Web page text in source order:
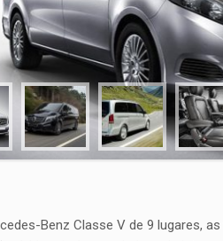
Benz Classe V de 9 lugares,